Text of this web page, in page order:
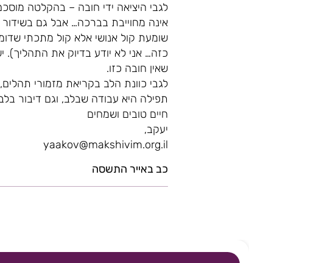
לגבי היציאה ידי חובה – בהקלטה
אינה מחוייבת בברכה… אבל גם בשידור
שומעת קול אנושי אלא קול מתכתי
כזה… אני לא יודע בדיוק את התהליך).
שאין חובה כזו.
לגבי כוונת הלב בקריאת מזמורי
תפילה היא עבודה שבלב, וגם דיבור
חיים טובים ושמחים
יעקב,
yaakov@makshivim.org.il
כב באייר התשסה